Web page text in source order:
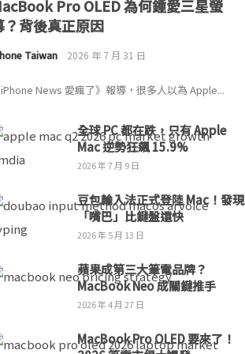
Pro OLED 為何鍾愛三星螢
？背後真正原因
Taiwan 2026 年 7 月 31 日
News 愛瘋了》報導，很多人以為 Apple...
全球 PC 都在跌，只有 Apple
Mac 逆勢狂飆 15.9%
2026 年 7 月 9 日
豆包輸入法正式登陸 Mac！發現
「嘴巴」比鍵盤還快
2026 年 5 月 13 日
蘋果成第三大筆電品牌？
MacBook Neo 成關鍵推手
2026 年 4 月 27 日
MacBook Pro OLED 要來了！